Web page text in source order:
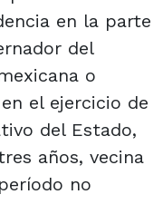
en la parte
del
o
el ejercicio de
del Estado,
años, vecina
no